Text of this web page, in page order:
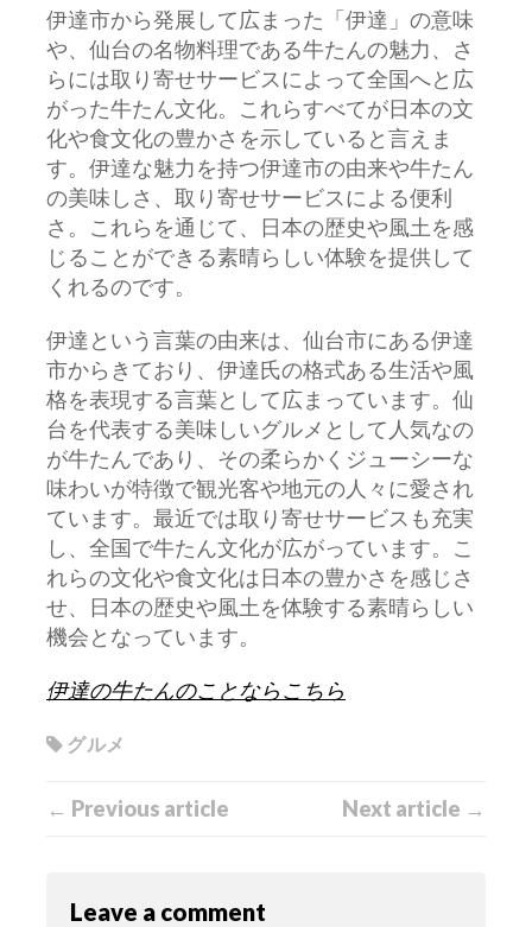
伊達市から発展して広まった「伊達」の意味
や、仙台の名物料理である牛たんの魅力、さ
らには取り寄せサービスによって全国へと広
がった牛たん文化。これらすべてが日本の文
化や食文化の豊かさを示していると言えま
す。伊達な魅力を持つ伊達市の由来や牛たん
の美味しさ、取り寄せサービスによる便利
さ。これらを通じて、日本の歴史や風土を感
じることができる素晴らしい体験を提供して
くれるのです。
伊達という言葉の由来は、仙台市にある伊達
市からきており、伊達氏の格式ある生活や風
格を表現する言葉として広まっています。仙
台を代表する美味しいグルメとして人気なの
が牛たんであり、その柔らかくジューシーな
味わいが特徴で観光客や地元の人々に愛され
ています。最近では取り寄せサービスも充実
し、全国で牛たん文化が広がっています。こ
れらの文化や食文化は日本の豊かさを感じさ
せ、日本の歴史や風土を体験する素晴らしい
機会となっています。
伊達の牛たんのことならこちら
グルメ
← Previous article Next article →
Leave a comment